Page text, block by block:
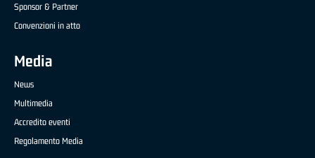
Sponsor & Partner
Convenzioni in atto
Media
News
Multimedia
Accredito eventi
Regolamento Media